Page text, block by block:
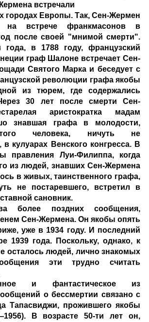
встречали
городах Европы. Так, Сен-Жермен
на встрече франкмасонов в
после своей "мнимой смерти".
года, в 1788 году, французский
граф Шалоне встречает Сен-
Святого Марка и беседует с
революции графа якобы
из тюрем, где содержались
30 лет после смерти Сен-
аристократка мадам
знавшая графа в молодости,
человека, ничуть не
в кулуарах Венского конгресса. В
правления Луи-Филиппа, когда
из людей, знавших Сен-Жермена
в живых, таинственного графа,
не постаревшего, встретил в
сановник.
более поздних сообщения,
Сен-Жермена. Он якобы опять
уже в 1934 году. И последний
1939 года. Поскольку, однако, к
осталось людей, лично знакомых
эти трудно считать
и фантастическое из
о бессмертии связано с
Тапасвиджи, прожившего якобы
В возрасте 50-ти лет он,